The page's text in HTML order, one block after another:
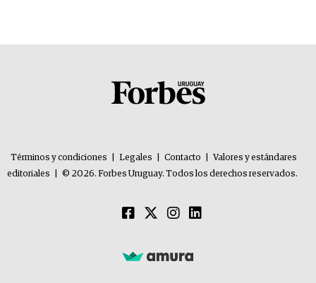
Términos y condiciones Legales Contacto
Valores y estándares
editoriales
© 2026. Forbes Uruguay. Todos los derechos reservados.